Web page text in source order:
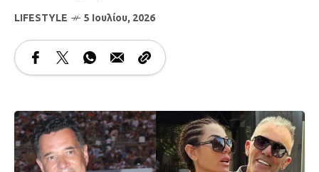
LIFESTYLE 5 Ιουλίου, 2026